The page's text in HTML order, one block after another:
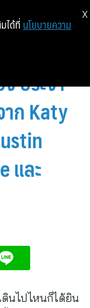
มา
ประจำ
ก Katy
และ
ดินไปไหนก็ได้ยิน
ได้ที่ นโยบายความ
X